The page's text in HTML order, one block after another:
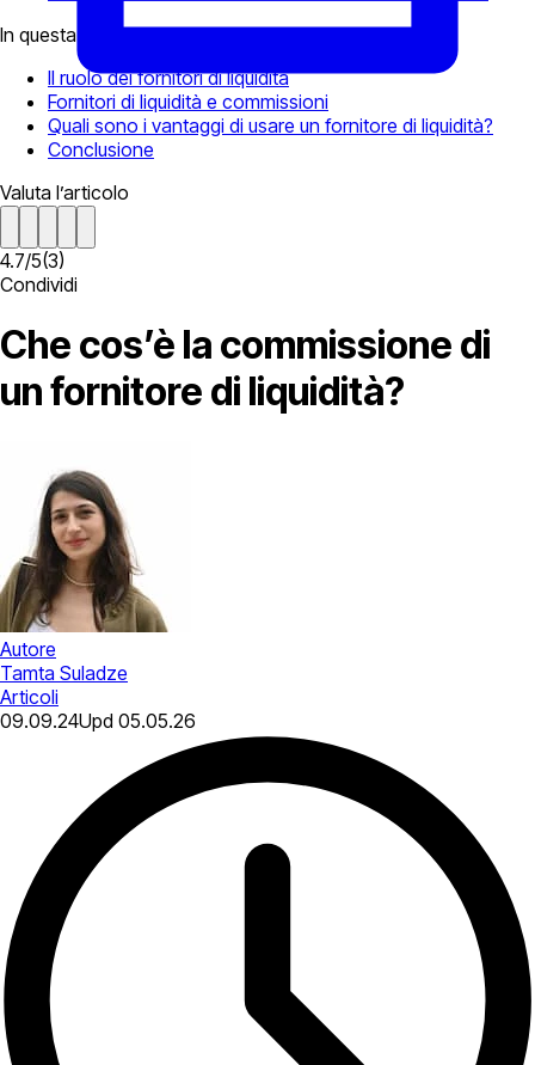
In questa pagina
Il ruolo dei fornitori di liquidità
Fornitori di liquidità e commissioni
Quali sono i vantaggi di usare un fornitore di liquidità?
Conclusione
Valuta l’articolo
4.7/5(3)
Condividi
Che cos’è la commissione di
un fornitore di liquidità?
Autore
Tamta Suladze
Articoli
09.09.24Upd 05.05.26